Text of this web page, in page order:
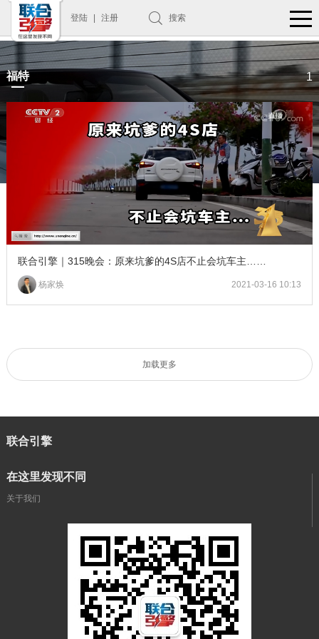
登陆 注册 搜索
福特 1
联合引擎｜315晚会：原来坑爹的4S店不止会坑车主……
杨家焕 2021-03-16 10:13
加载更多
联合引擎
在这里发现不同
关于我们